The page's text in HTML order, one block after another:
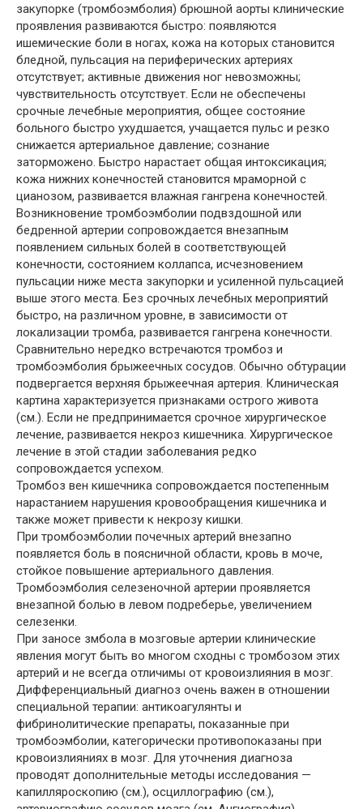
закупорке (тромбоэмболия) брюшной аорты клинические
проявления развиваются быстро: появляются
ишемические боли в ногах, кожа на которых становится
бледной, пульсация на периферических артериях
отсутствует; активные движения ног невозможны;
чувствительность отсутствует. Если не обеспечены
срочные лечебные мероприятия, общее состояние
больного быстро ухудшается, учащается пульс и резко
снижается артериальное давление; сознание
заторможено. Быстро нарастает общая интоксикация;
кожа нижних конечностей становится мраморной с
цианозом, развивается влажная гангрена конечностей.
Возникновение тромбоэмболии подвздошной или
бедренной артерии сопровождается внезапным
появлением сильных болей в соответствующей
конечности, состоянием коллапса, исчезновением
пульсации ниже места закупорки и усиленной пульсацией
выше этого места. Без срочных лечебных мероприятий
быстро, на различном уровне, в зависимости от
локализации тромба, развивается гангрена конечности.
Сравнительно нередко встречаются тромбоз и
тромбоэмболия брыжеечных сосудов. Обычно обтурации
подвергается верхняя брыжеечная артерия. Клиническая
картина характеризуется признаками острого живота
(см.). Если не предпринимается срочное хирургическое
лечение, развивается некроз кишечника. Хирургическое
лечение в этой стадии заболевания редко
сопровождается успехом.
Тромбоз вен кишечника сопровождается постепенным
нарастанием нарушения кровообращения кишечника и
также может привести к некрозу кишки.
При тромбоэмболии почечных артерий внезапно
появляется боль в поясничной области, кровь в моче,
стойкое повышение артериального давления.
Тромбоэмболия селезеночной артерии проявляется
внезапной болью в левом подреберье, увеличением
селезенки.
При заносе змбола в мозговые артерии клинические
явления могут быть во многом сходны с тромбозом этих
артерий и не всегда отличимы от кровоизлияния в мозг.
Дифференциальный диагноз очень важен в отношении
специальной терапии: антикоагулянты и
фибринолитические препараты, показанные при
тромбоэмболии, категорически противопоказаны при
кровоизлияниях в мозг. Для уточнения диагноза
проводят дополнительные методы исследования —
капилляроскопию (см.), осциллографию (см.),